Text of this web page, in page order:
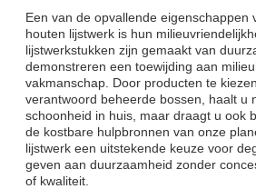
Een van de opvallende eigenschappen
houten lijstwerk is hun
lijstwerkstukken zijn gemaakt van
demonstreren een toewijding aan
vakmanschap. Door producten te
verantwoord beheerde bossen, haalt u
schoonheid in huis, maar draagt ​​u ook
de kostbare hulpbronnen van onze
lijstwerk een uitstekende keuze voor
geven aan duurzaamheid zonder
of kwaliteit.